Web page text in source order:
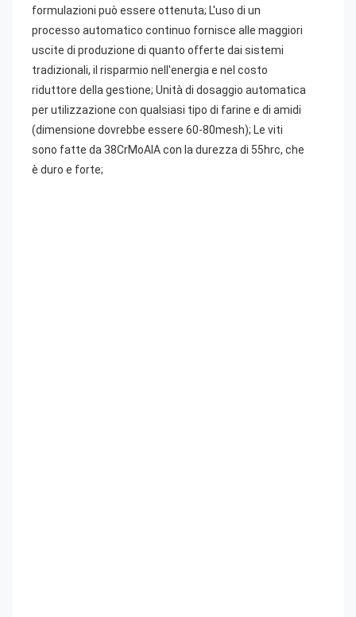
formulazioni può essere ottenuta; L'uso di
processo automatico continuo fornisce alle maggiori
uscite di produzione di quanto offerte dai sistemi
tradizionali, il risparmio nell'energia e nel costo
riduttore della gestione; Unità di dosaggio automatica
per utilizzazione con qualsiasi tipo di farine e di amidi
(dimensione dovrebbe essere 60-80mesh); Le viti
sono fatte da 38CrMoAIA con la durezza di 55hrc, che
è duro e forte;